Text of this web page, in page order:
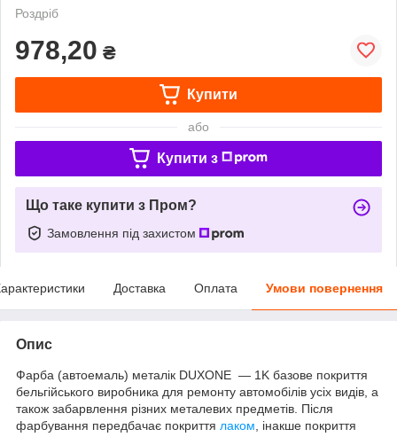
Роздріб
978,20 ₴
Купити
або
Купити з
Що таке купити з Пром?
Замовлення під захистом
Доставка Оплата Умови повернення
Опис
Фарба (автоемаль) металік DUXONE — 1K базове покриття
бельгійського виробника для ремонту автомобілів усіх видів, а
також забарвлення різних металевих предметів. Після
фарбування передбачає покриття лаком , інакше покриття